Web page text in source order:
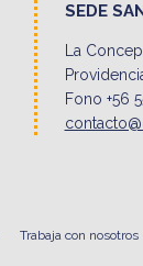
SEDE
La
Fono +56
Trabaja con nosotros